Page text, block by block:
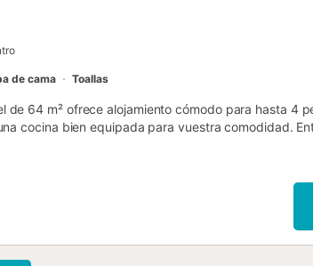
de cama Toallas
de 64 m² ofrece alojamiento cómodo para hasta 4
cocina bien equipada para vuestra comodidad.
para relajaros y disfrutar del entorno. Podéis